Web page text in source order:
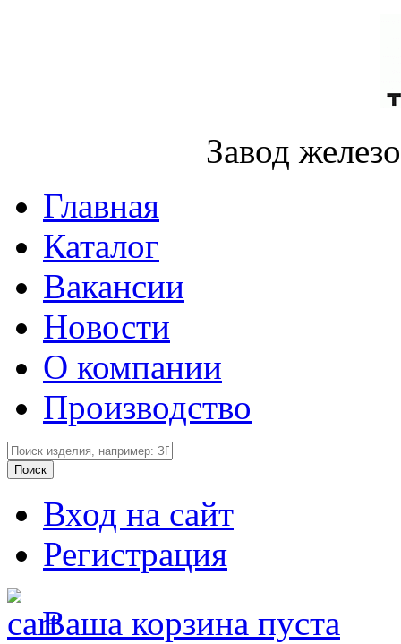
Завод
Главная
Каталог
Вакансии
Новости
О компании
Производство
Вход на сайт
Регистрация
Ваша корзина пуста